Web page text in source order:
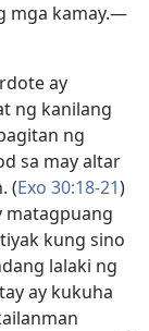
mga kamay.​—
ay
ng kanilang
ng
sa may altar
(Exo 30:18-21)
matagpuang
kung sino
lalaki ng
ay kukuha